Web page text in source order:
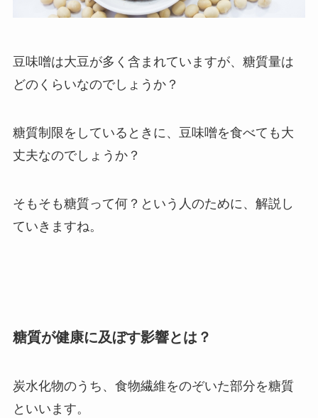
豆味噌は大豆が多く含まれていますが、糖質量は
どのくらいなのでしょうか？
糖質制限をしているときに、豆味噌を食べても大
丈夫なのでしょうか？
そもそも糖質って何？という人のために、解説し
ていきますね。
糖質が健康に及ぼす影響とは？
炭水化物のうち、食物繊維をのぞいた部分を糖質
といいます。